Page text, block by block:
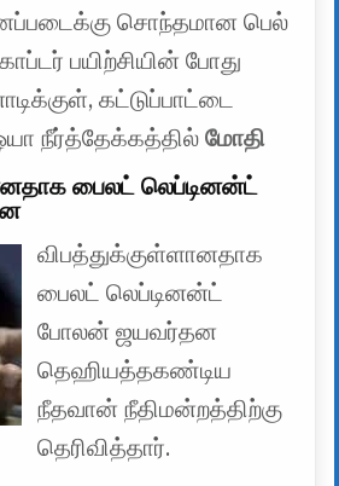
சொந்தமான பெல்
பயிற்சியின் போது
கட்டுப்பாட்டை
நீர்த்தேக்கத்தில்மோதி
பைலட் லெப்டினன்ட்
விபத்துக்குள்ளானதாக
பைலட் லெப்டினன்ட்
போலன் ஜயவர்தன
தெஹியத்தகண்டிய
நீதவான் நீதிமன்றத்திற்கு
தெரிவித்தார்.